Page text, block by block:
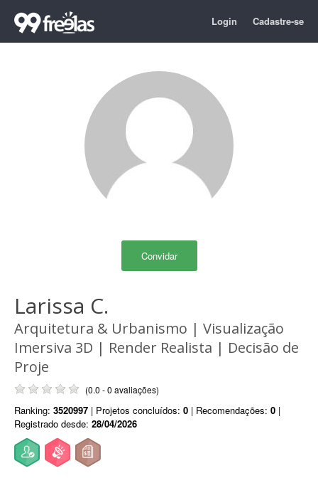
Login Cadastre-se
Convidar
Larissa C.
Arquitetura & Urbanismo | Visualização
Imersiva 3D | Render Realista | Decisão de
Proje
(0.0 - 0 avaliações)
Ranking: 3520997 | Projetos concluídos: 0 | Recomendações: 0 |
Registrado desde: 28/04/2026